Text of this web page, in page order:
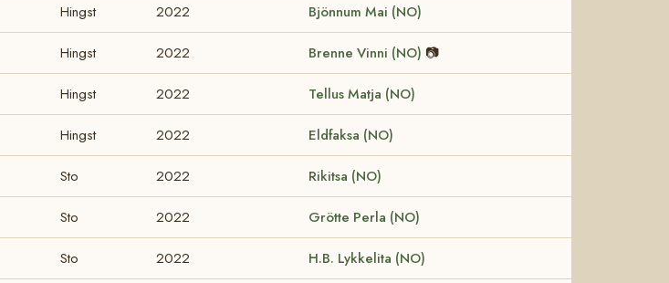
Hingst 2022 Bjönnum Mai (NO)
Hingst 2022 Brenne Vinni (NO) 📷
Hingst 2022 Tellus Matja (NO)
Hingst 2022 Eldfaksa (NO)
Sto 2022 Rikitsa (NO)
Sto 2022 Grötte Perla (NO)
Sto 2022 H.B. Lykkelita (NO)